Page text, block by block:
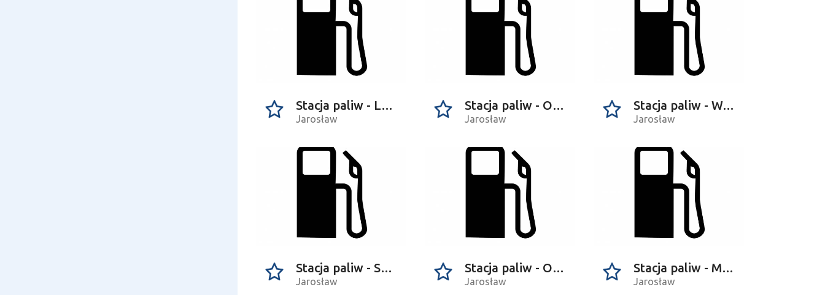
Stacja paliw - Lotos Optima
Jarosław
Stacja paliw - Orlen
Jarosław
Stacja paliw - Watkem
Jarosław
Stacja paliw - Statoil
Jarosław
Stacja paliw - Orlen
Jarosław
Stacja paliw - Moya
Jarosław